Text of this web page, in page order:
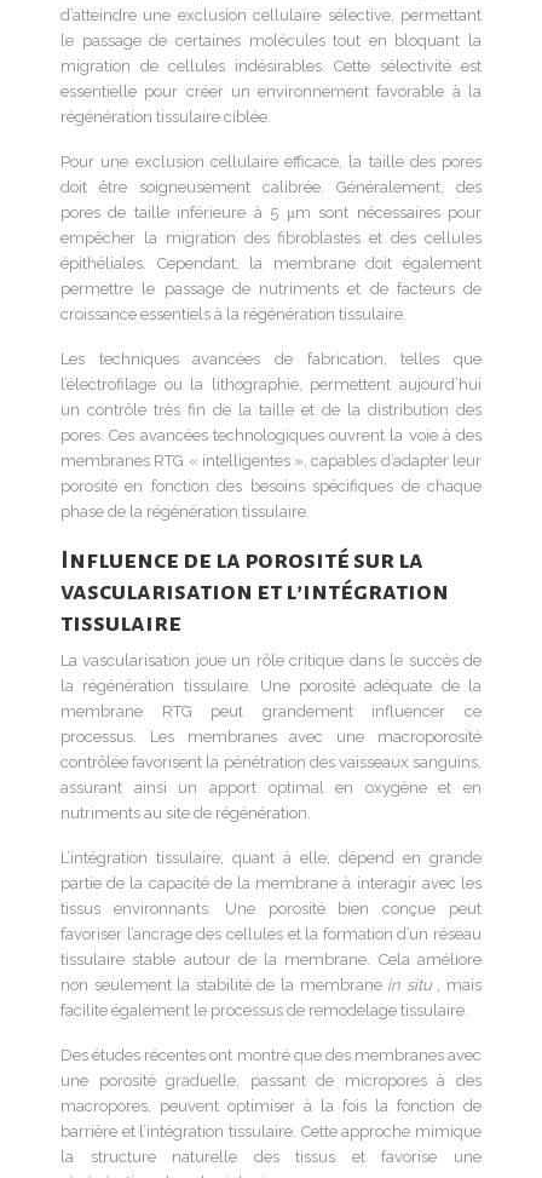
d’atteindre une exclusion cellulaire sélective, permettant
le passage de certaines molécules tout en bloquant la
migration de cellules indésirables. Cette sélectivité est
essentielle pour créer un environnement favorable à la
régénération tissulaire ciblée.
Pour une exclusion cellulaire efficace, la taille des pores
doit être soigneusement calibrée. Généralement, des
pores de taille inférieure à 5 μm sont nécessaires pour
empêcher la migration des fibroblastes et des cellules
épithéliales. Cependant, la membrane doit également
permettre le passage de nutriments et de facteurs de
croissance essentiels à la régénération tissulaire.
Les techniques avancées de fabrication, telles que
l’électrofilage ou la lithographie, permettent aujourd’hui
un contrôle très fin de la taille et de la distribution des
pores. Ces avancées technologiques ouvrent la voie à des
membranes RTG « intelligentes », capables d’adapter leur
porosité en fonction des besoins spécifiques de chaque
phase de la régénération tissulaire.
Influence de la porosité sur la
vascularisation et l’intégration
tissulaire
La vascularisation joue un rôle critique dans le succès de
la régénération tissulaire. Une porosité adéquate de la
membrane RTG peut grandement influencer ce
processus. Les membranes avec une macroporosité
contrôlée favorisent la pénétration des vaisseaux sanguins,
assurant ainsi un apport optimal en oxygène et en
nutriments au site de régénération.
L’intégration tissulaire, quant à elle, dépend en grande
partie de la capacité de la membrane à interagir avec les
tissus environnants. Une porosité bien conçue peut
favoriser l’ancrage des cellules et la formation d’un réseau
tissulaire stable autour de la membrane. Cela améliore
non seulement la stabilité de la membrane in situ , mais
facilite également le processus de remodelage tissulaire.
Des études récentes ont montré que des membranes avec
une porosité graduelle, passant de micropores à des
macropores, peuvent optimiser à la fois la fonction de
barrière et l’intégration tissulaire. Cette approche mimique
la structure naturelle des tissus et favorise une